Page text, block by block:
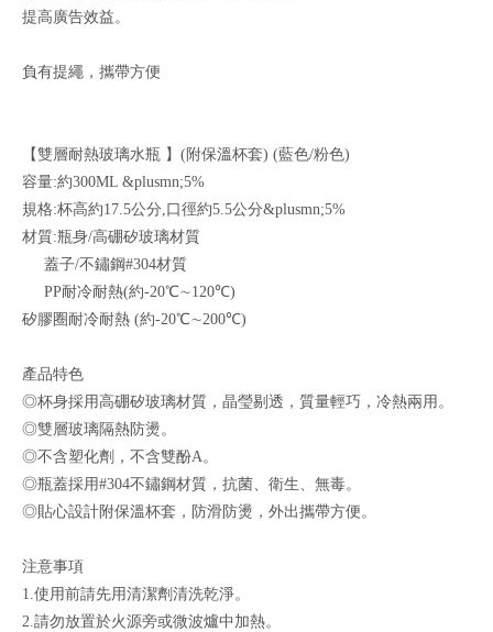
提高廣告效益。
負有提繩，攜帶方便
【雙層耐熱玻璃水瓶 】(附保溫杯套) (藍色/粉色)
容量:約300ML &plusmn;5%
規格:杯高約17.5公分,口徑約5.5公分&plusmn;5%
材質:瓶身/高硼矽玻璃材質
蓋子/不鏽鋼#304材質
PP耐冷耐熱(約-20℃∼120℃)
矽膠圈耐冷耐熱 (約-20℃∼200℃)
產品特色
◎杯身採用高硼矽玻璃材質，晶瑩剔透，質量輕巧，冷熱兩用。
◎雙層玻璃隔熱防燙。
◎不含塑化劑，不含雙酚A。
◎瓶蓋採用#304不鏽鋼材質，抗菌、衛生、無毒。
◎貼心設計附保溫杯套，防滑防燙，外出攜帶方便。
注意事項
1.使用前請先用清潔劑清洗乾淨。
2.請勿放置於火源旁或微波爐中加熱。